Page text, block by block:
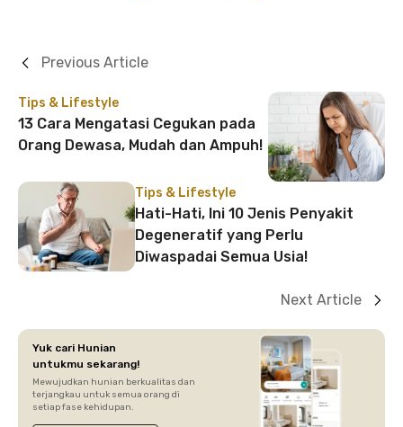
Tips & Lifestyle
13 Cara Mengatasi Cegukan pada
Orang Dewasa, Mudah dan Ampuh!
Previous Article
Tips & Lifestyle
Hati-Hati, Ini 10 Jenis Penyakit
Degeneratif yang Perlu
Diwaspadai Semua Usia!
Next Article
Yuk cari Hunian
untukmu sekarang!
Mewujudkan hunian berkualitas dan
terjangkau untuk semua orang di
setiap fase kehidupan.